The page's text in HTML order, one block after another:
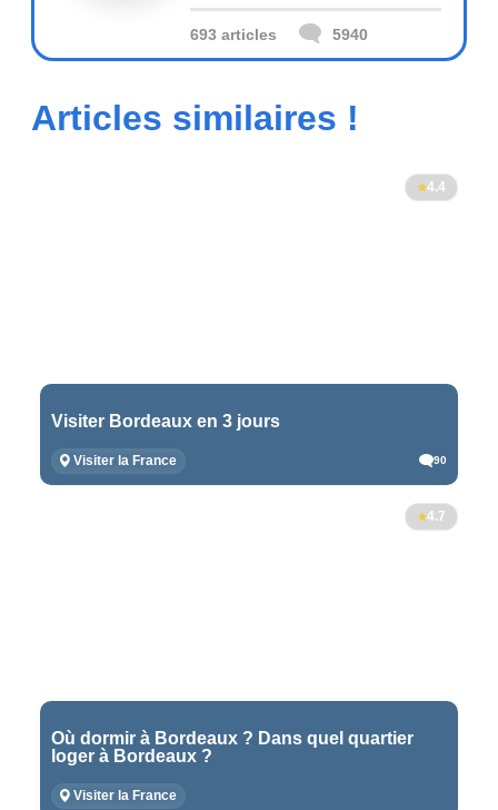
693 articles 5940
Articles similaires !
4.4
Visiter Bordeaux en 3 jours
Visiter la France 90
4.7
Où dormir à Bordeaux ? Dans quel quartier
loger à Bordeaux ?
Visiter la France